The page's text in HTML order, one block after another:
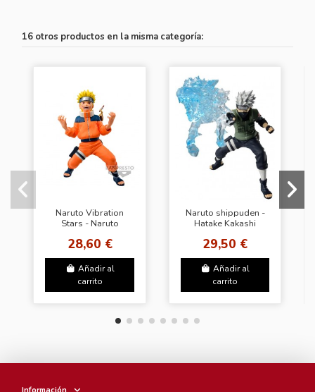
16 otros productos en la misma categoría:
Naruto Vibration
Stars - Naruto
28,60 €
Añadir al
carrito
Naruto shippuden -
Hatake Kakashi
29,50 €
Añadir al
carrito